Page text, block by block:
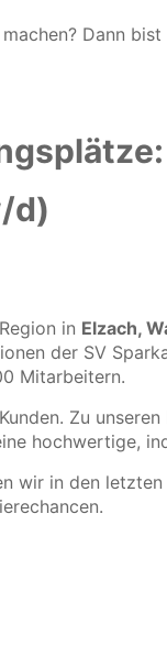
Dann
d)
in Elzach,
der SV
Mitarbeitern.
Zu
hochwertige,
wir in den